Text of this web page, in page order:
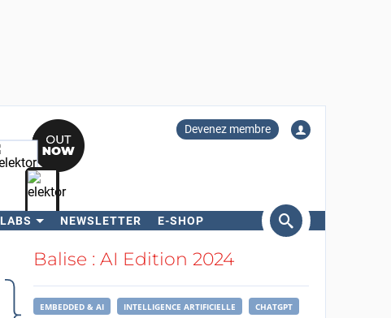
Devenez membre
LABS NEWSLETTER E-SHOP
RechercherBalise : AI Edition 2024
EMBEDDED & AI INTELLIGENCE ARTIFICIELLE CHATGPT